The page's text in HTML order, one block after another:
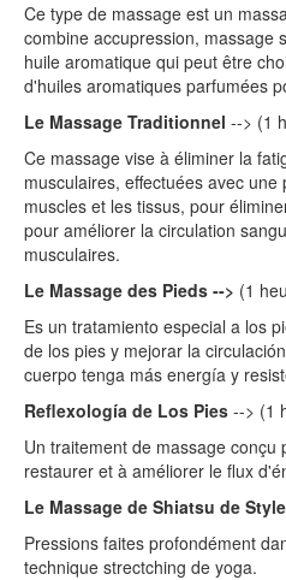
Ce type de massage est un
combine accupression, massage
huile aromatique qui peut être
d'huiles aromatiques parfumées
Le Massage Traditionnel --> (1
Ce massage vise à éliminer la
musculaires, effectuées avec
muscles et les tissus, pour
pour améliorer la circulation
musculaires.
Le Massage des Pieds --> (1
Es un tratamiento especial a los
de los pies y mejorar la
cuerpo tenga más energía y
Reflexología de Los Pies --> (1
Un traitement de massage
restaurer et à améliorer le flux
Le Massage de Shiatsu de
Pressions faites profondément
technique strectching de yoga.